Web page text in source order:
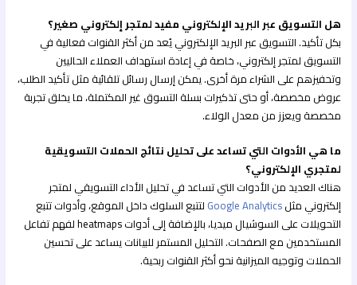
هل التسويق عبر البريد الإلكتروني مفيد لمتجر إلكتروني صغير؟
بكل تأكيد. التسويق عبر البريد الإلكتروني يُعد من أكثر القنوات فعالية في
التسويق لمتجر إلكتروني، خاصة في إعادة استهداف العملاء الحاليين
وتحفيزهم على الشراء مرة أخرى. يمكن إرسال رسائل تلقائية مثل تأكيد الطلب،
عروض مخصصة، أو حتى تذكيرات بسلة التسوق غير المكتملة، ما يخلق تجربة
مخصصة ويعزز من معدل الولاء.
ما هي الأدوات التي تساعد على تحليل نتائج الحملات التسويقية
لمتجري الإلكتروني؟
هناك العديد من الأدوات التي تساعد في تحليل الأداء التسويقي لمتجر
إلكتروني مثلGoogle Analytics لتتبع السلوك داخل الموقع، وأدوات تتبع
التحويلات على السوشيال ميديا، بالإضافة إلى أدوات heatmaps لفهم تفاعل
المستخدمين مع الصفحات. التحليل المستمر للبيانات يساعد على تحسين
الحملات وتوجيه الميزانية نحو أكثر القنوات ربحية.